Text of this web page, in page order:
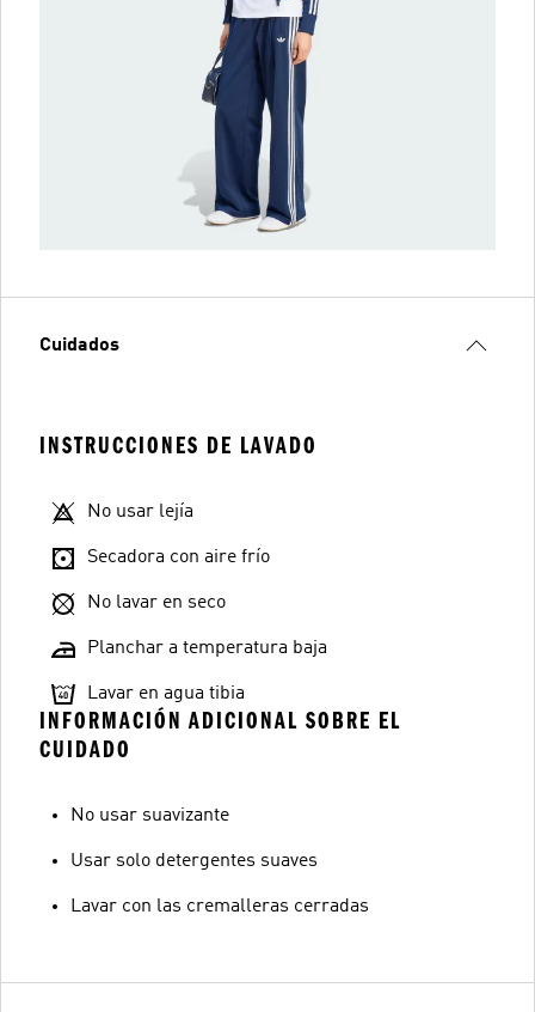
Cuidados
INSTRUCCIONES DE LAVADO
No usar lejía
Secadora con aire frío
No lavar en seco
Planchar a temperatura baja
Lavar en agua tibia
INFORMACIÓN ADICIONAL SOBRE EL
CUIDADO
No usar suavizante
Usar solo detergentes suaves
Lavar con las cremalleras cerradas